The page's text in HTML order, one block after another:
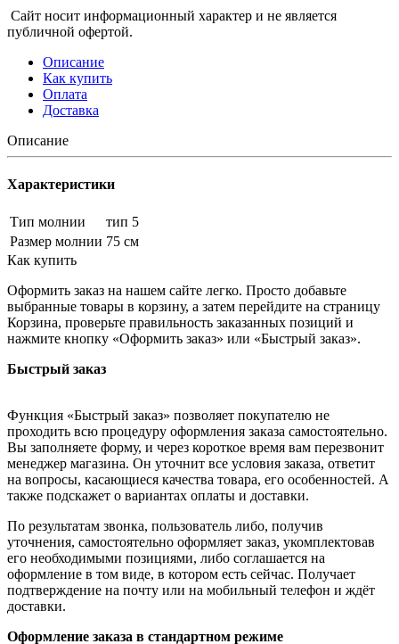
Сайт носит информационный характер и не является
публичной офертой.
Описание
Как купить
Оплата
Доставка
Описание
Характеристики
Тип молнии
тип 5
Размер молнии 75 см
Как купить
Оформить заказ на нашем сайте легко. Просто добавьте
выбранные товары в корзину, а затем перейдите на страницу
Корзина, проверьте правильность заказанных позиций и
нажмите кнопку «Оформить заказ» или «Быстрый заказ».
Быстрый заказ
Функция «Быстрый заказ» позволяет покупателю не
проходить всю процедуру оформления заказа самостоятельно.
Вы заполняете форму, и через короткое время вам перезвонит
менеджер магазина. Он уточнит все условия заказа, ответит
на вопросы, касающиеся качества товара, его особенностей. А
также подскажет о вариантах оплаты и доставки.
По результатам звонка, пользователь либо, получив
уточнения, самостоятельно оформляет заказ, укомплектовав
его необходимыми позициями, либо соглашается на
оформление в том виде, в котором есть сейчас. Получает
подтверждение на почту или на мобильный телефон и ждёт
доставки.
Оформление заказа в стандартном режиме